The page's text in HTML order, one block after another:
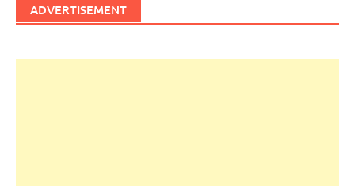
ADVERTISEMENT